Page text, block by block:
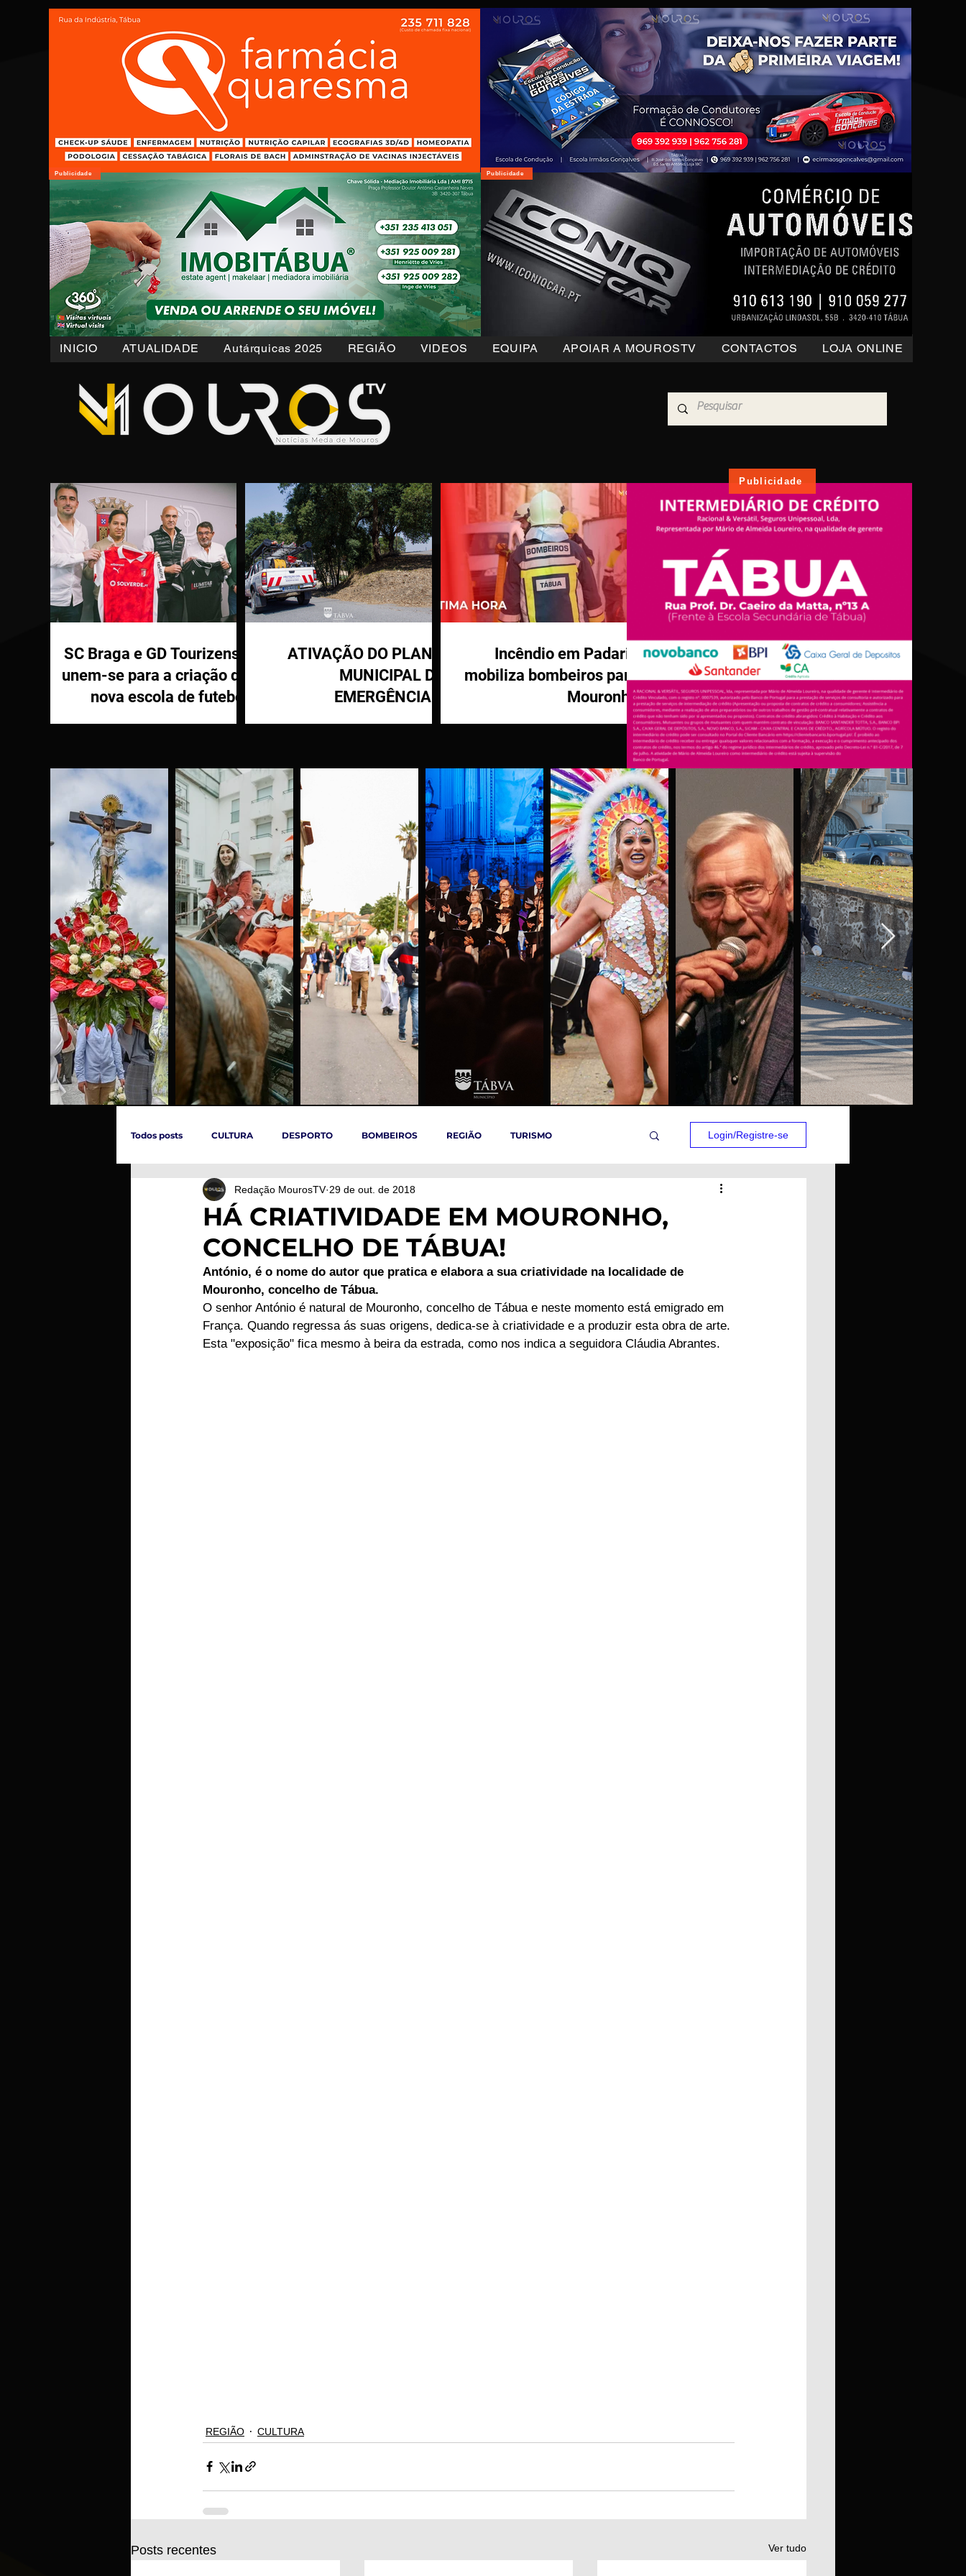
INICIO ATUALIDADE Autárquicas 2025 REGIÃO VIDEOS EQUIPA APOIAR A MOUROSTV CONTACTOS LOJA ONLINE
Publicidade Publicidade
SC Braga e GD Tourizense
unem-se para a criação de
nova escola de futebol
ATIVAÇÃO DO PLANO
MUNICIPAL DE
EMERGÊNCIA E
Incêndio em Padaria
mobiliza bombeiros para
Mouronho
Publicidade
Todos posts CULTURA DESPORTO BOMBEIROS REGIÃO TURISMO
ÚLTIMAS HORAS SOCIEDADE TÁBUA ARGANIL
INCÊNDIOS EVENTOS COVID-19 ARTIGOS Politica
EMPRESAS ARTIGOS LUSA ELEIÇÕES SABORES E SABERES TEMPO
Login/Registre-se
HÁ CRIATIVIDADE EM MOURONHO,
CONCELHO DE TÁBUA!
Redação MourosTV 29 de out. de 2018
António, é o nome do autor que pratica e elabora a sua criatividade na localidade de
Mouronho, concelho de Tábua.
O senhor António é natural de Mouronho, concelho de Tábua e neste momento está emigrado em
França. Quando regressa ás suas origens, dedica-se à criatividade e a produzir esta obra de arte.
Esta "exposição" fica mesmo à beira da estrada, como nos indica a seguidora Cláudia Abrantes.
REGIÃO CULTURA
Posts recentes Ver tudo